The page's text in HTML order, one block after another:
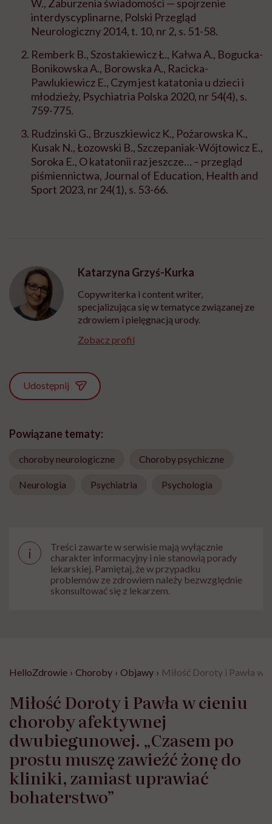
W., Zaburzenia świadomości — spojrzenie
interdyscyplinarne, Polski Przegląd
Neurologiczny 2014, t. 10, nr 2, s. 51-58.
Remberk B., Szostakiewicz Ł., Kałwa A., Bogucka-
Bonikowska A., Borowska A., Racicka-
Pawlukiewicz E., Czym jest katatonia u dzieci i
młodzieży, Psychiatria Polska 2020, nr 54(4), s.
759-775.
Rudzinski G., Brzuszkiewicz K., Pożarowska K.,
Kusak N., Łozowski B., Szczepaniak-Wójtowicz E.,
Soroka E., O katatonii raz jeszcze… – przegląd
piśmiennictwa, Journal of Education, Health and
Sport 2023, nr 24(1), s. 53-66.
Katarzyna Grzyś-Kurka
Copywriterka i content writer,
specjalizująca się w tematyce związanej ze
zdrowiem i pielęgnacją urody.
Zobacz profil
Udostępnij
Powiązane tematy:
choroby neurologiczne Choroby psychiczne
Neurologia Psychiatria Psychologia
i
Treści zawarte w serwisie mają wyłącznie
charakter informacyjny i nie stanowią porady
lekarskiej. Pamiętaj, że w przypadku
problemów ze zdrowiem należy bezwzględnie
skonsultować się z lekarzem.
HelloZdrowie › Choroby › Objawy › Miłość Doroty i Pawła w
Miłość Doroty i Pawła w cieniu
choroby afektywnej
dwubiegunowej. „Czasem po
prostu muszę zawieźć żonę do
kliniki, zamiast uprawiać
bohaterstwo”